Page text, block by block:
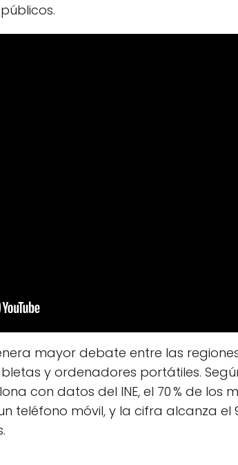
mayor debate entre las
y ordenadores portátiles.
con datos del INE, el 70 % de los
teléfono móvil, y la cifra alcanza el